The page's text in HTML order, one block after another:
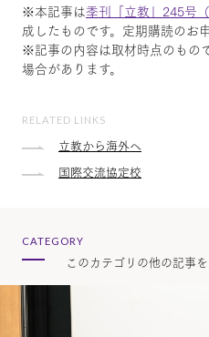
※本記事は季刊「立教」245号
成したものです。定期購読のお
※記事の内容は取材時点のもの
場合があります。
RELATED LINKS
立教から海外へ
国際交流協定校
CATEGORY
このカテゴリの他の記事